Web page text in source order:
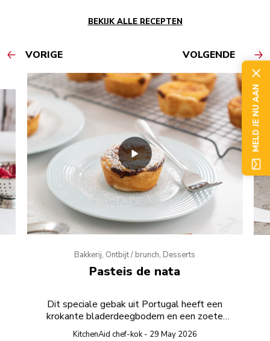
BEKIJK ALLE RECEPTEN
VORIGE VOLGENDE
Bakkerij, Ontbijt / brunch, Desserts
Pasteis de nata
Dit speciale gebak uit Portugal heeft een
krokante bladerdeegbodem en een zoete
sausvulling.
KitchenAid chef-kok - 29 May 2026
MELD JE NU AAN